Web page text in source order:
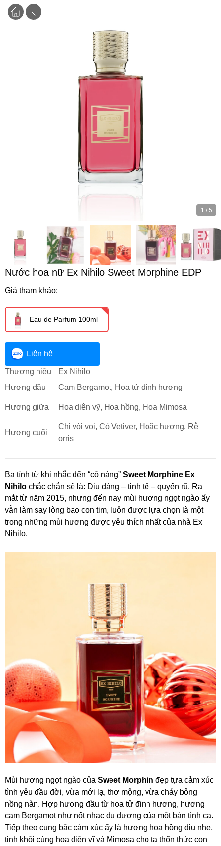
1 / 5
Nước hoa nữ Ex Nihilo Sweet Morphine EDP
Giá tham khảo:
Eau de Parfum 100ml
Liên hệ
Thương hiệu
Ex Nihilo
Hương đầu
Cam Bergamot, Hoa tử đinh hương
Hương giữa Hoa diên vỹ, Hoa hồng, Hoa Mimosa
Hương cuối
Chi vòi voi, Cỏ Vetiver, Hoắc hương, Rễ
orris
Ba tính từ khi nhắc đến “cô nàng” Sweet Morphine Ex
Nihilo chắc chắn sẽ là: Dịu dàng – tinh tế – quyến rũ. Ra
mắt từ năm 2015, nhưng đến nay mùi hương ngọt ngào ấy
vẫn làm say lòng bao con tim, luôn được lựa chọn là một
trong những mùi hương được yêu thích nhất của nhà Ex
Nihilo.
Mùi hương ngọt ngào của Sweet Morphin đẹp tựa cảm xúc
tình yêu đầu đời, vừa mới lạ, thơ mộng, vừa cháy bỏng
nồng nàn. Hợp hương đầu từ hoa tử đinh hương, hương
cam Bergamot như nốt nhạc du dương của một bản tình ca.
Tiếp theo cung bậc cảm xúc ấy là hương hoa hồng dịu nhẹ,
tinh khôi cùng hoa diên vĩ và Mimosa cho ta thổn thức con